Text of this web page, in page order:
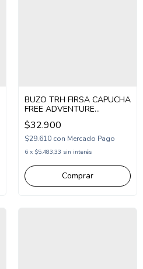
BUZO TRH FIRSA CAPUCHA
FREE ADVENTURE
(P2637402)
$32.900
$29.610 con Mercado Pago
6 x $5.483,33 sin interés
Comprar